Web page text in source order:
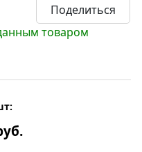
Поделиться
товаром